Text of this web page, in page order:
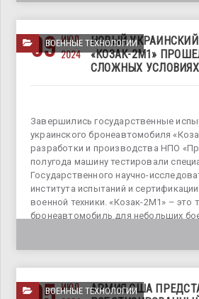
ВОЕННЫЕ ТЕХНОЛОГИИ
09 ИЮЛ
2024
НОВЫЙ
«КОЗАК-2М1»
СЛОЖНЫХ УСЛОВИЯХ
Завершились государственные
украинского бронеавтомобиля
разработки и производства НПО
полугода машину тестировали
Государственного научно-
института испытаний и
военной техники. «Козак-2М1» – это
бронеавтомобиль для небольших
ВОЕННЫЕ ТЕХНОЛОГИИ
ИЮЛ
АРМИЯ США